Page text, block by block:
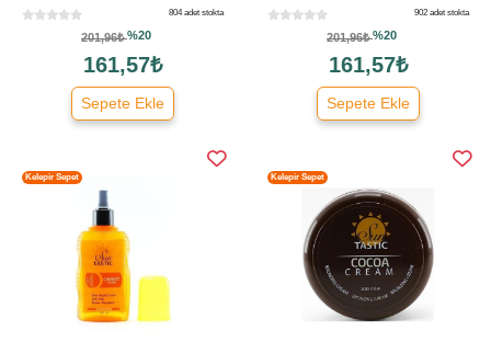
804 adet stokta
201,96₺%20
161,57₺
Sepete Ekle
902 adet stokta
201,96₺%20
161,57₺
Sepete Ekle
Kelepir Sepet Kelepir Sepet